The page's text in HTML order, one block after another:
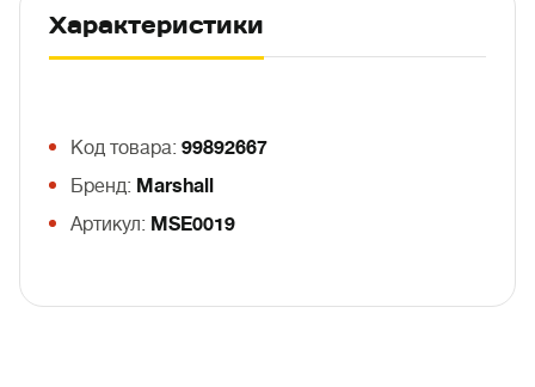
Характеристики
Код товара: 99892667
Бренд: Marshall
Артикул: MSE0019